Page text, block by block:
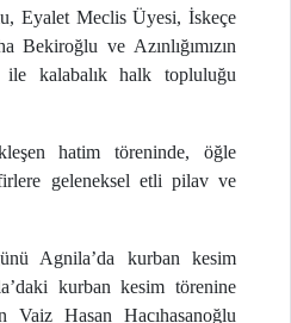
Eyalet Meclis Üyesi, İskeçe
Bekiroğlu ve Azınlığımızın
kalabalık halk topluluğu
hatim töreninde, öğle
geleneksel etli pilav ve
Agnila’da kurban kesim
kurban kesim törenine
Vaiz Hasan Hacıhasanoğlu